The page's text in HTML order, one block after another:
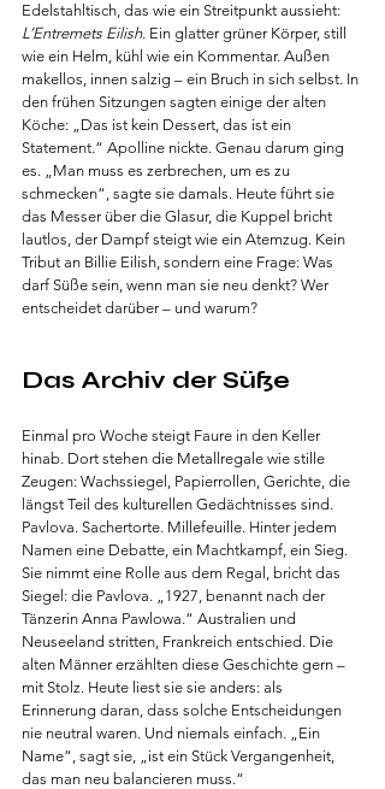
Edelstahltisch, das wie ein Streitpunkt aussieht:
L’Entremets Eilish. Ein glatter grüner Körper, still
wie ein Helm, kühl wie ein Kommentar. Außen
makellos, innen salzig – ein Bruch in sich selbst. In
den frühen Sitzungen sagten einige der alten
Köche: „Das ist kein Dessert, das ist ein
Statement.“ Apolline nickte. Genau darum ging
es. „Man muss es zerbrechen, um es zu
schmecken“, sagte sie damals. Heute führt sie
das Messer über die Glasur, die Kuppel bricht
lautlos, der Dampf steigt wie ein Atemzug. Kein
Tribut an Billie Eilish, sondern eine Frage: Was
darf Süße sein, wenn man sie neu denkt? Wer
entscheidet darüber – und warum?
Das Archiv der Süße
Einmal pro Woche steigt Faure in den Keller
hinab. Dort stehen die Metallregale wie stille
Zeugen: Wachssiegel, Papierrollen, Gerichte, die
längst Teil des kulturellen Gedächtnisses sind.
Pavlova. Sachertorte. Millefeuille. Hinter jedem
Namen eine Debatte, ein Machtkampf, ein Sieg.
Sie nimmt eine Rolle aus dem Regal, bricht das
Siegel: die Pavlova. „1927, benannt nach der
Tänzerin Anna Pawlowa.“ Australien und
Neuseeland stritten, Frankreich entschied. Die
alten Männer erzählten diese Geschichte gern –
mit Stolz. Heute liest sie sie anders: als
Erinnerung daran, dass solche Entscheidungen
nie neutral waren. Und niemals einfach. „Ein
Name“, sagt sie, „ist ein Stück Vergangenheit,
das man neu balancieren muss.“